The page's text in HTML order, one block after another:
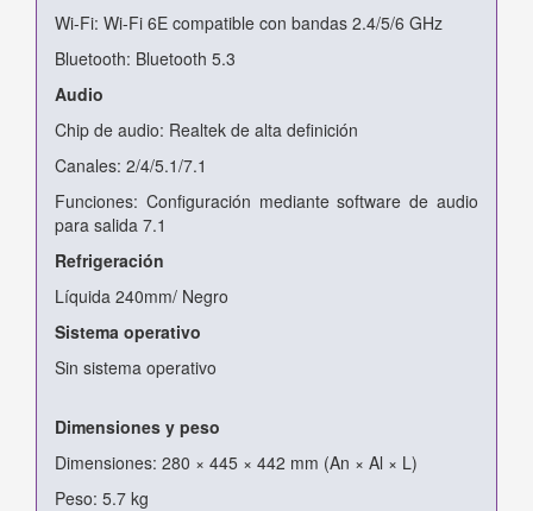
Wi-Fi: Wi-Fi 6E compatible con bandas 2.4/5/6 GHz
Bluetooth: Bluetooth 5.3
Audio
Chip de audio: Realtek de alta definición
Canales: 2/4/5.1/7.1
Funciones: Configuración mediante software de audio
para salida 7.1
Refrigeración
Líquida 240mm/ Negro
Sistema operativo
Sin sistema operativo
Dimensiones y peso
Dimensiones: 280 × 445 × 442 mm (An × Al × L)
Peso: 5.7 kg